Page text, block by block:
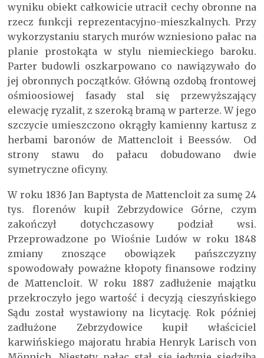
wyniku obiekt całkowicie utracił cechy obronne na
rzecz funkcji reprezentacyjno-mieszkalnych. Przy
wykorzystaniu starych murów wzniesiono pałac na
planie prostokąta w stylu niemieckiego baroku.
Parter budowli oszkarpowano co nawiązywało do
jej obronnych początków. Główną ozdobą frontowej
ośmioosiowej fasady stal się przewyższający
elewację ryzalit, z szeroką bramą w parterze. W jego
szczycie umieszczono okrągły kamienny kartusz z
herbami baronów de Mattencloit i Beessów. Od
strony stawu do pałacu dobudowano dwie
symetryczne oficyny.
W roku 1836 Jan Baptysta de Mattencloit za sumę 24
tys. florenów kupił Zebrzydowice Górne, czym
zakończył dotychczasowy podział wsi.
Przeprowadzone po Wiośnie Ludów w roku 1848
zmiany znoszące obowiązek pańszczyzny
spowodowały poważne kłopoty finansowe rodziny
de Mattencloit. W roku 1887 zadłużenie majątku
przekroczyło jego wartość i decyzją cieszyńskiego
Sądu został wystawiony na licytację. Rok później
zadłużone Zebrzydowice kupił właściciel
karwińskiego majoratu hrabia Henryk Larisch von